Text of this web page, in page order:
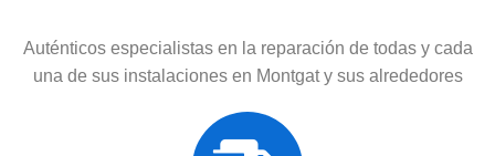
Auténticos especialistas en la reparación de todas y cada
una de sus instalaciones en Montgat y sus alrededores